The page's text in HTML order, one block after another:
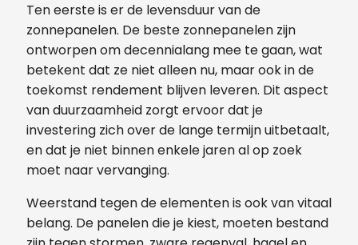
Ten eerste is er de levensduur van de
zonnepanelen. De beste zonnepanelen zijn
ontworpen om decennialang mee te gaan, wat
betekent dat ze niet alleen nu, maar ook in de
toekomst rendement blijven leveren. Dit aspect
van duurzaamheid zorgt ervoor dat je
investering zich over de lange termijn uitbetaalt,
en dat je niet binnen enkele jaren al op zoek
moet naar vervanging.
Weerstand tegen de elementen is ook van vitaal
belang. De panelen die je kiest, moeten bestand